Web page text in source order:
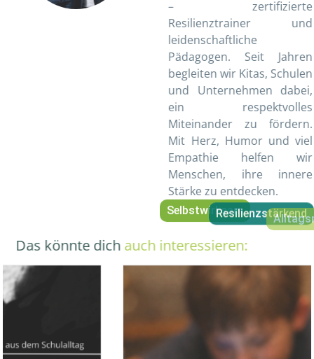
– zertifizierte
Resilienztrainer und
leidenschaftliche
Pädagogen. Seit Jahren
begleiten wir Kitas, Schulen
und Unternehmen dabei,
ein respektvolles
Miteinander zu fördern.
Mit Herz, Humor und viel
Empathie helfen wir
Menschen, ihre innere
Stärke zu entdecken.
SelbstwirksamResilienzstärkend
Das könnte dich auch interessieren: